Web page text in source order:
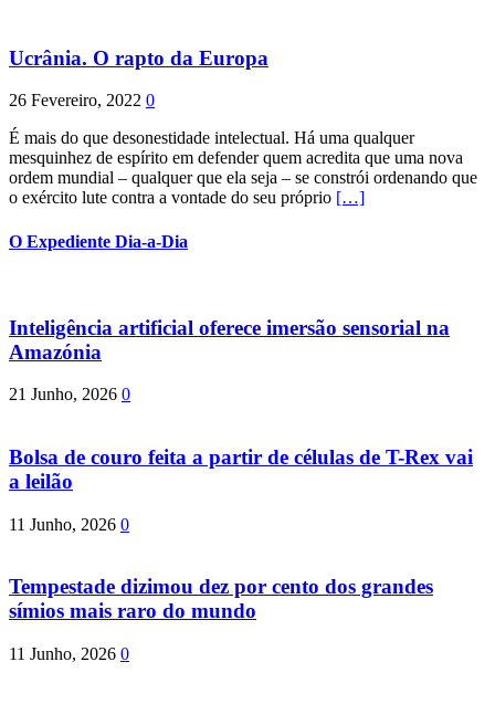
Ucrânia. O rapto da Europa
26 Fevereiro, 2022 0
É mais do que desonestidade intelectual. Há uma qualquer
mesquinhez de espírito em defender quem acredita que uma nova
ordem mundial – qualquer que ela seja – se constrói ordenando que
o exército lute contra a vontade do seu próprio […]
O Expediente Dia-a-Dia
Inteligência artificial oferece imersão sensorial na
Amazónia
21 Junho, 2026 0
Bolsa de couro feita a partir de células de T-Rex vai
a leilão
11 Junho, 2026 0
Tempestade dizimou dez por cento dos grandes
símios mais raro do mundo
11 Junho, 2026 0